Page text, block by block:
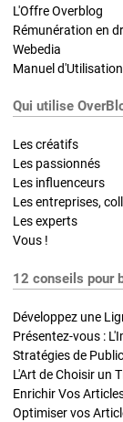
L'Offre Overblog
Rémunération en
Webedia
Manuel d'Utilisation
Qui utilise
Les créatifs
Les passionnés
Les influenceurs
Les entreprises,
Les experts
Vous !
12 conseils pour
Développez une
Présentez-vous :
L'Art de Choisir un
Optimiser vos